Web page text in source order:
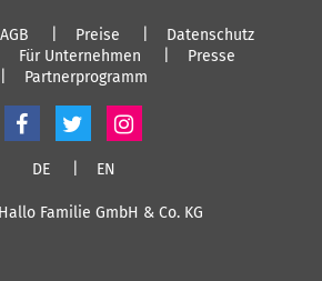
AGB Preise
Datenschutz
Für Unternehmen
Presse
Partnerprogramm
DE EN
Familie GmbH & Co. KG